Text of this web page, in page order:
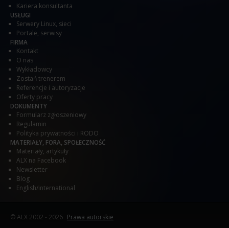
Kariera konsultanta
USŁUGI
Serwery Linux, sieci
Portale, serwisy
FIRMA
Kontakt
O nas
Wykładowcy
Zostań trenerem
Referencje i autoryzacje
Oferty pracy
DOKUMENTY
Formularz zgłoszeniowy
Regulamin
Polityka prywatności i RODO
MATERIAŁY, FORA, SPOŁECZNOŚĆ
Materiały, artykuły
ALX na Facebook
Newsletter
Blog
English/international
© ALX 2002 - 2026 Prawa autorskie